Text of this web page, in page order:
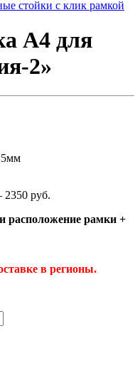
стойки с клик рамкой
А4 для
2»
руб.
расположение рамки +
в регионы.